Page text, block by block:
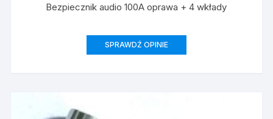
Bezpiecznik audio 100A oprawa + 4 wkłady
SPRAWDŹ OPINIE